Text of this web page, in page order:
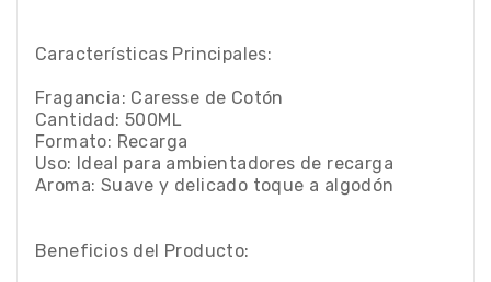
Características Principales:
Fragancia: Caresse de Cotón
Cantidad: 500ML
Formato: Recarga
Uso: Ideal para ambientadores de recarga
Aroma: Suave y delicado toque a algodón
Beneficios del Producto: